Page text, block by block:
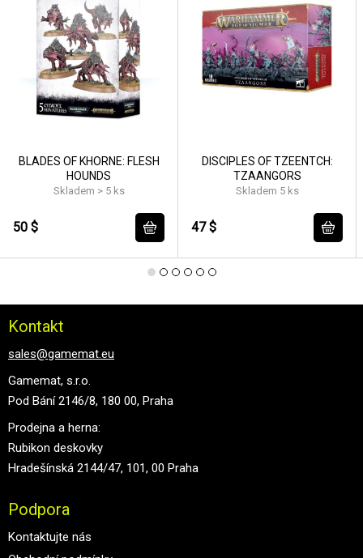
BLADES OF KHORNE: FLESH
HOUNDS
Skladem > 5 ks
50 $
DISCIPLES OF TZEENTCH:
TZAANGORS
Skladem 5 ks
47 $
Kontakt
sales@gamemat.eu
Gamemat, s.r.o.
Pod Bání 2146/8, 180 00, Praha
Prodejna a herna:
Rubikon deskovky
Hradešínská 2144/47, 101, 00 Praha
Podpora
Kontaktujte nás